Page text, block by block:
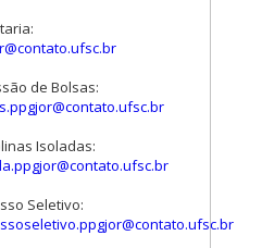
de Bolsas:
Isoladas:
Seletivo: